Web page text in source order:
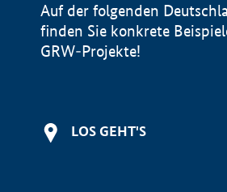
Auf der folgenden
finden Sie konkrete
GRW-Projekte!
LOS GEHT'S